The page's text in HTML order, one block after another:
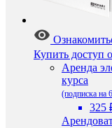
Купить доступ
Аренда
курса
(подписка на
325